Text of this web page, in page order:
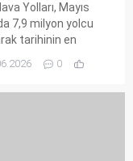
Yolları, Mayıs
7,9 milyon yolcu
tarihinin en
Mayıs ayı doluluk
ulaştı. Kargo hacmi
0